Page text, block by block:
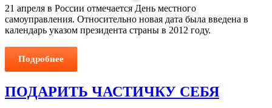
21 апреля в России отмечается День местного
самоуправления. Относительно новая дата была введена в
календарь указом президента страны в 2012 году.
Подробнее
ПОДАРИТЬ ЧАСТИЧКУ СЕБЯ